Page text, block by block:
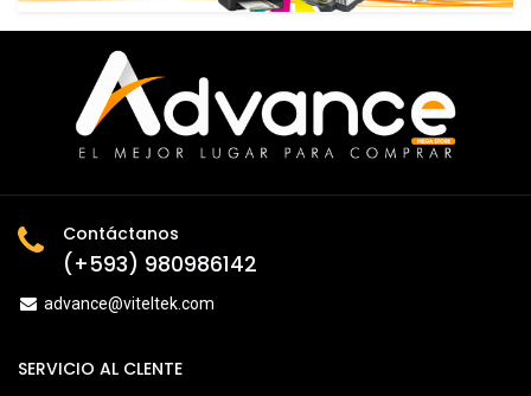
Contáctanos
(+593) 980986142
advance@viteltek.com
SERVICIO AL CLENTE